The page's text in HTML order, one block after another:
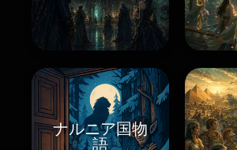
ナルニア国物
語